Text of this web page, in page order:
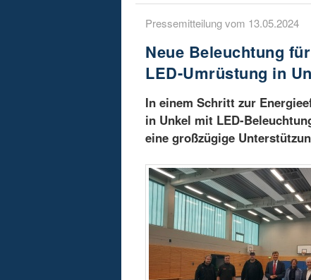
Pressemitteilung vom
Neue Beleuchtung
LED-Umrüstung in
In einem Schritt zur
in Unkel mit LED-
eine großzügige